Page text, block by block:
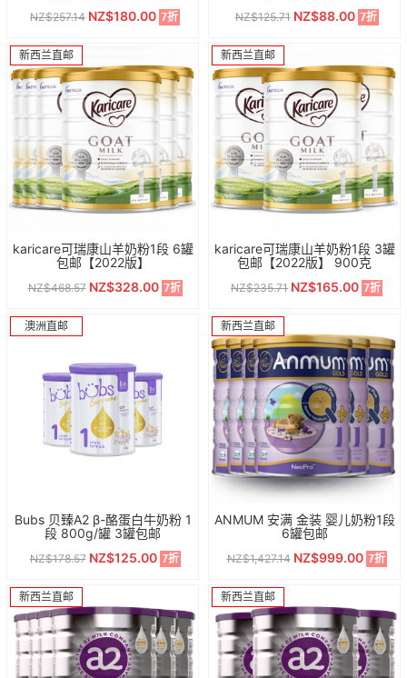
NZ$257.14 NZ$180.00 7折 NZ$125.71NZ$88.00 7折
新西兰直邮
karicare可瑞康山羊奶粉1段 6罐
包邮【2022版】
NZ$468.57NZ$328.00 7折
新西兰直邮
karicare可瑞康山羊奶粉1段 3罐
包邮【2022版】 900克
NZ$235.71 NZ$165.00 7折
澳洲直邮
Bubs 贝臻A2 β-酪蛋白牛奶粉 1
段 800g/罐 3罐包邮
NZ$178.57NZ$125.00 7折
新西兰直邮
ANMUM 安满 金装 婴儿奶粉1段
6罐包邮
NZ$1,427.14NZ$999.00 7折
新西兰直邮 新西兰直邮